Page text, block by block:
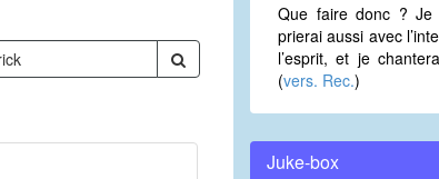
Que faire donc ? Je
prierai aussi avec
l’esprit, et je
(vers. Rec.)
Juke-box